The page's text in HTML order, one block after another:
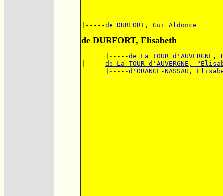
|-----de DURFORT, Gui Aldonce
de DURFORT, Elisabeth
      |-----
de La TOUR d'AUVERGNE,
|-----de La TOUR d'AUVERGNE,
      |-----
d'ORANGE-NASSAU,